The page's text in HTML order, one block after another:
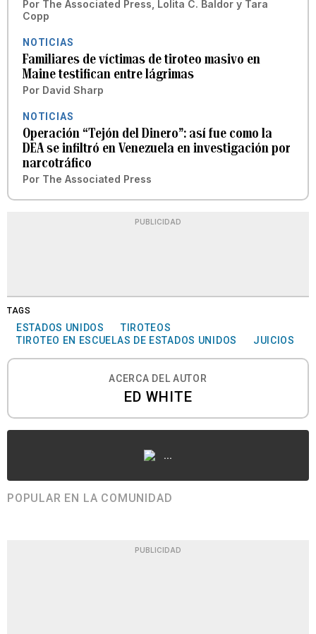
Por The Associated Press, Lolita C. Baldor y Tara
Copp
NOTICIAS
Familiares de víctimas de tiroteo masivo en
Maine testifican entre lágrimas
Por David Sharp
NOTICIAS
Operación “Tejón del Dinero”: así fue como la
DEA se infiltró en Venezuela en investigación por
narcotráfico
Por The Associated Press
PUBLICIDAD
TAGS
ESTADOS UNIDOS
TIROTEOS
TIROTEO EN ESCUELAS DE ESTADOS UNIDOS
JUICIOS
ACERCA DEL AUTOR
ED WHITE
...
POPULAR EN LA COMUNIDAD
PUBLICIDAD